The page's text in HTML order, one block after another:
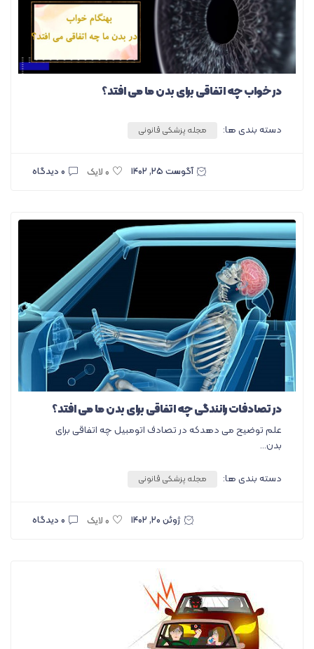
در خواب چه اتفاقی برای بدن ما می افتد؟
دسته بندی ها: مجله پزشکی قانونی
آگوست ۲۵, ۱۴۰۲ ۰ دیدگاه
در تصادفات رانندگی چه اتفاقی برای بدن ما می افتد؟
علم توضیح می دهدکه در تصادف اتومبیل چه اتفاقی برای
بدن...
دسته بندی ها: مجله پزشکی قانونی
ژوئن ۲۰, ۱۴۰۲ ۰ دیدگاه